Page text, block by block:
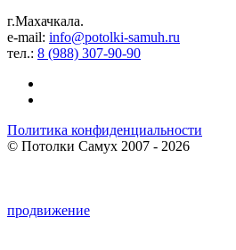
г.Махачкала.
e-mail: info@potolki-samuh.ru
тел.: 8 (988) 307-90-90
Политика конфиденциальности
© Потолки Самух 2007 - 2026
продвижение